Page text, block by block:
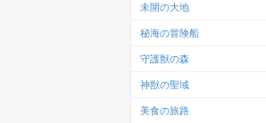
未開の大地
秘海の冒険船
守護獣の森
神獣の聖域
美食の旅路